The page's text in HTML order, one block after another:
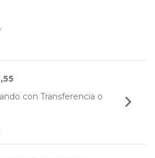
con Transferencia o